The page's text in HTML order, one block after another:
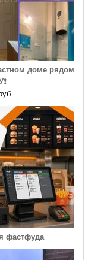
доме рядом
фастфуда